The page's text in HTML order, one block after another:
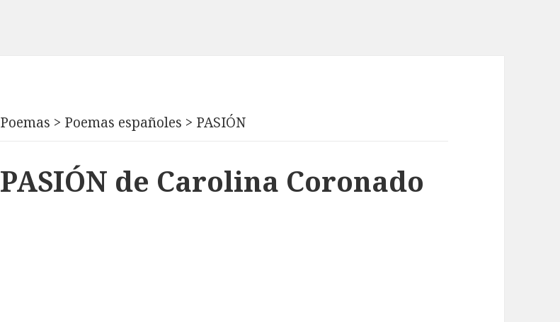
Poemas > Poemas españoles > PASIÓN
PASIÓN de Carolina Coronado